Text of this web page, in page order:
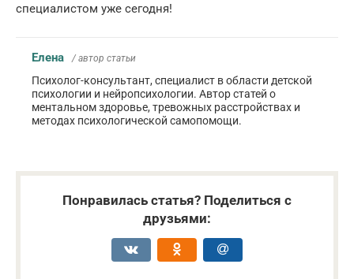
специалистом уже сегодня!
Елена / автор статьи
Психолог-консультант, специалист в области детской
психологии и нейропсихологии. Автор статей о
ментальном здоровье, тревожных расстройствах и
методах психологической самопомощи.
Понравилась статья? Поделиться с
друзьями: